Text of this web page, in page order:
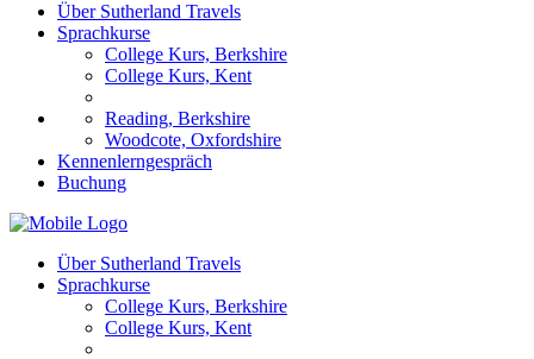
Über Sutherland Travels
Sprachkurse
College Kurs, Berkshire
College Kurs, Kent
Reading, Berkshire
Woodcote, Oxfordshire
Kennenlerngespräch
Buchung
Über Sutherland Travels
Sprachkurse
College Kurs, Berkshire
College Kurs, Kent